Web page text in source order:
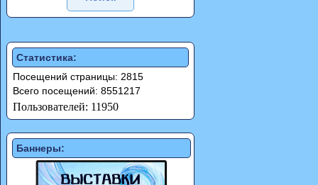
Статистика:
Посещений страницы: 2815
Всего посещений: 8551217
Пользователей: 11950
Баннеры: